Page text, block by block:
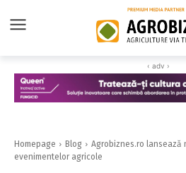
‹ adv ›
Homepage Blog
Agrobiznes.ro lansează
evenimentelor agricole